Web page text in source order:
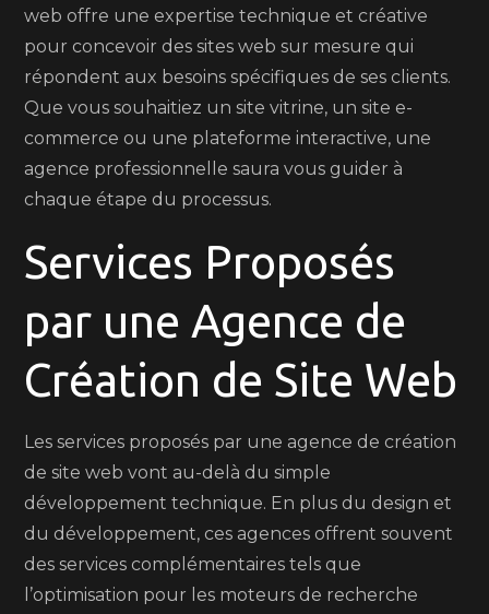
web offre une expertise technique et créative
pour concevoir des sites web sur mesure qui
répondent aux besoins spécifiques de ses clients.
Que vous souhaitiez un site vitrine, un site e-
commerce ou une plateforme interactive, une
agence professionnelle saura vous guider à
chaque étape du processus.
Services Proposés
par une Agence de
Création de Site Web
Les services proposés par une agence de création
de site web vont au-delà du simple
développement technique. En plus du design et
du développement, ces agences offrent souvent
des services complémentaires tels que
l’optimisation pour les moteurs de recherche